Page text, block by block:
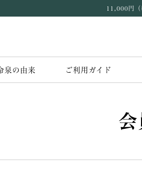
11,000円
泉の由来 ご利用ガイド
会